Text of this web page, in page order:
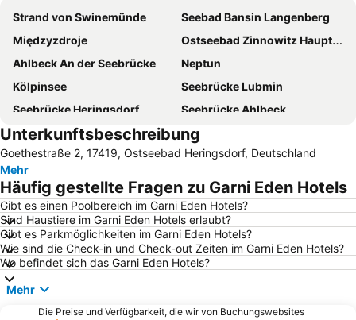
Strand von Swinemünde
Seebad Bansin Langenberg
Międzyzdroje
Ostseebad Zinnowitz Hauptstrand
Ahlbeck An der Seebrücke
Neptun
Kölpinsee
Seebrücke Lubmin
Seebrücke Heringsdorf
Seebrücke Ahlbeck
Koserow
Heringsdorf Sportstrand
Tropenhaus Bansin
Plaża Dziwnówek
Avangard
Karlshagen Hauptstrand
Trassenheide Hauptstrand
Albatros
Promenada Gwiazd
Leuchtturm Swinemünde
Haffbad Ueckermünde
Plaża Wisełka
Segtouren Usedom
Naturpark Usedom
Badestrand Mönkebude
Seebad Loddin Hauptstrand
Molo w Międzyzdrojach
Unterkunftsbeschreibung
Goethestraße 2, 17419, Ostseebad Heringsdorf, Deutschland
Mehr
Häufig gestellte Fragen zu Garni Eden Hotels
Gibt es einen Poolbereich im Garni Eden Hotels?
Sind Haustiere im Garni Eden Hotels erlaubt?
Gibt es Parkmöglichkeiten im Garni Eden Hotels?
Wie sind die Check-in und Check-out Zeiten im Garni Eden Hotels?
Wo befindet sich das Garni Eden Hotels?
Mehr
Die Preise und Verfügbarkeit, die wir von Buchungswebsites